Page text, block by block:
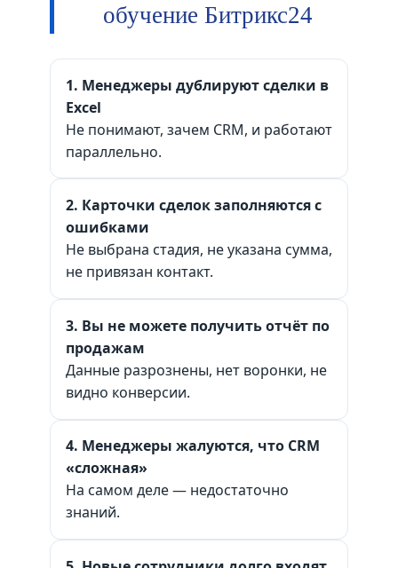
обучение Битрикс24
1. Менеджеры дублируют сделки в
Excel
Не понимают, зачем CRM, и работают
параллельно.
2. Карточки сделок заполняются с
ошибками
Не выбрана стадия, не указана сумма,
не привязан контакт.
3. Вы не можете получить отчёт по
продажам
Данные разрознены, нет воронки, не
видно конверсии.
4. Менеджеры жалуются, что CRM
«сложная»
На самом деле — недостаточно
знаний.